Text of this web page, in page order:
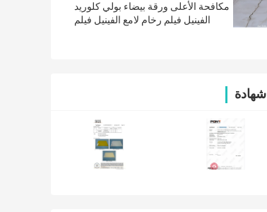
مكافحة الأعلى ورقة بيضاء بولي كلوريد
الفينيل فيلم رخام لامع الفينيل فيلم
شهادة